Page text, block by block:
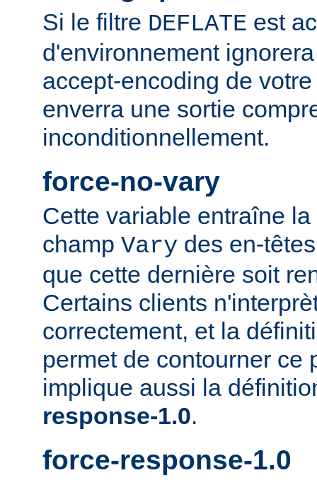
Si le filtre DEFLATE est
d'environnement
accept-encoding de
enverra une sortie
inconditionnellement.
force-no-vary
Cette variable entraîne
champ Vary des en-
que cette dernière soit
Certains clients
correctement, et la
permet de contourner ce
implique aussi la
response-1.0.
force-response-1.0